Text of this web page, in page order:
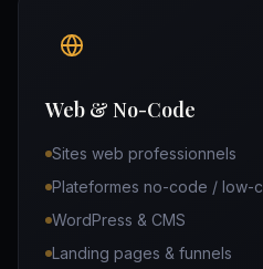
Web & No-Code
Sites web professionnels
Plateformes no-code / low-
WordPress & CMS
Landing pages & funnels